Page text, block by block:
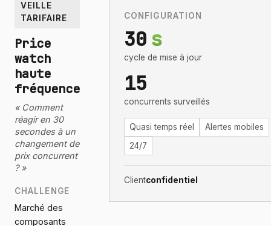
VEILLE
TARIFAIRE
Price
watch
haute
fréquence
« Comment
réagir en 30
secondes à un
changement de
prix concurrent
? »
CHALLENGE
Marché des
composants
CONFIGURATION
30 s
cycle de mise à jour
15
concurrents surveillés
Quasi temps réel
Alertes mobiles
24/7
Clientconfidentiel